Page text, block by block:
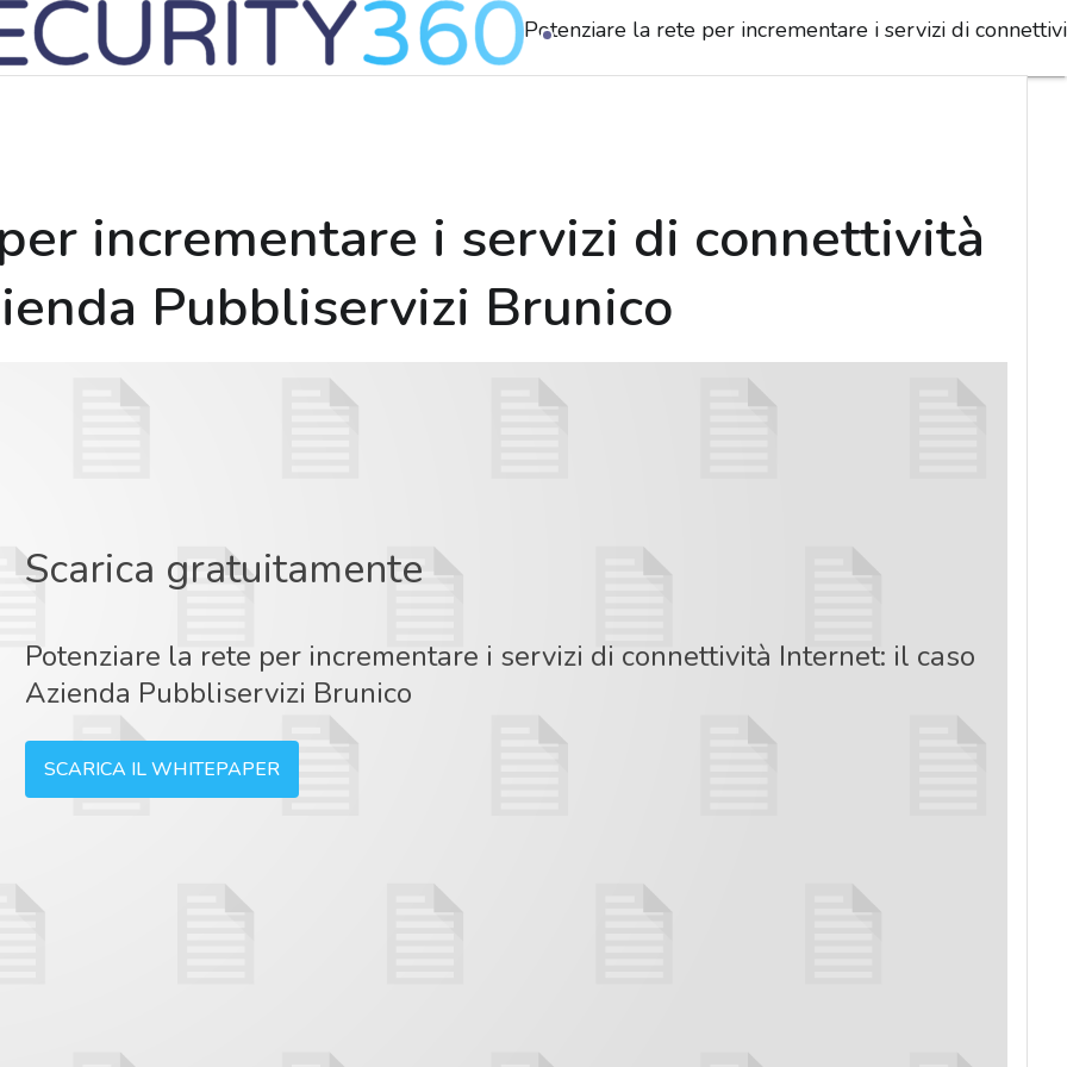
Potenziare la rete per incrementare i servizi di
incrementare i servizi di connettività
Pubbliservizi Brunico
Scarica gratuitamente
Potenziare la rete per incrementare i servizi di connettività Internet: il caso
Azienda Pubbliservizi Brunico
SCARICA IL WHITEPAPER